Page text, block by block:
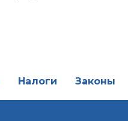
Налоги Законы